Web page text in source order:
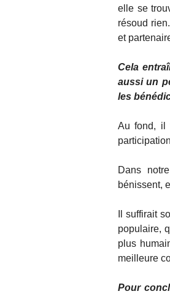
elle se
résoud
et
Cela
aussi un
les
Au fond, il
Dans
bénissent,
Il suffirait
populaire,
plus
meilleure
Pour